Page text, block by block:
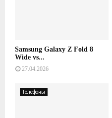
Samsung Galaxy Z Fold 8
Wide vs...
27.04.2026
Телефоны